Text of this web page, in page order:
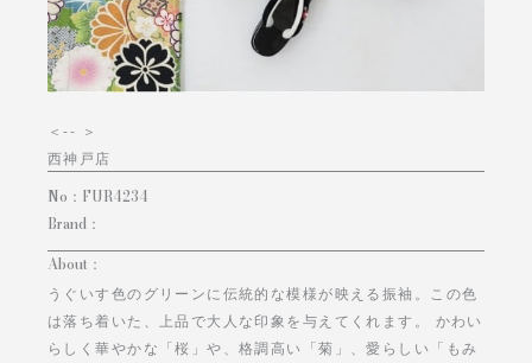
＜-- ＞
西神戸店
No： FUR4234
Brand：
About：
うぐいす色のグリーンに伝統的な模様が映える振袖。この色
は落ち着いた、上品で大人な印象を与えてくれます。 かわい
らしく華やかな「桜」や、格調高い「菊」、愛らしい「もみ